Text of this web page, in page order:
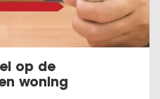
op de
woning